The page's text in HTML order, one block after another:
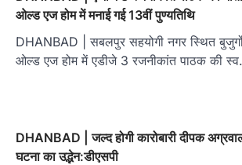
ओल्ड एज होम में मनाई गई 13वीं पुण्यतिथि
DHANBAD | सबलपुर सहयोगी नगर स्थित
ओल्ड एज होम में एडीजे 3 रजनीकांत पाठक की
DHANBAD | जल्द होगी कारोबारी दीपक
घटना का उद्भेन:डीएसपी